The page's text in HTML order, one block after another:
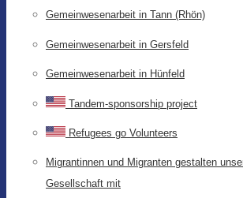
Gemeinwesenarbeit in Tann (Rhön)
Gemeinwesenarbeit in Gersfeld
Gemeinwesenarbeit in Hünfeld
Tandem-sponsorship project
Refugees go Volunteers
Migrantinnen und Migranten gestalten
Gesellschaft mit